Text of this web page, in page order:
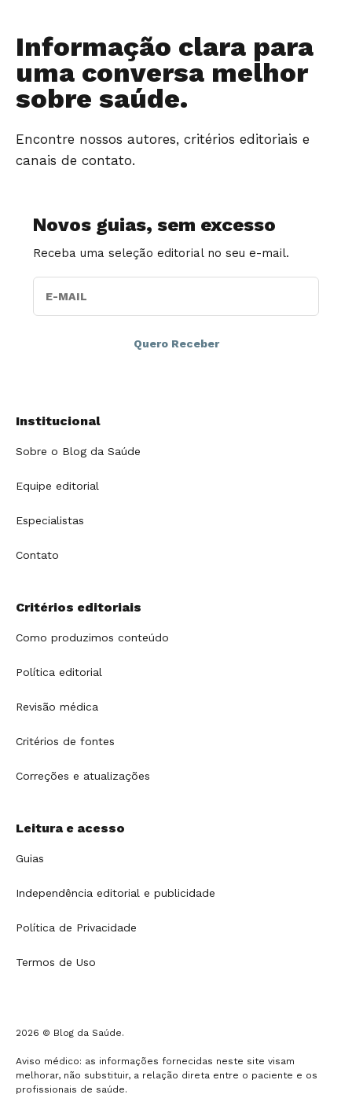
Informação clara para
uma conversa melhor
sobre saúde.
Encontre nossos autores, critérios editoriais e
canais de contato.
Novos guias, sem excesso
Receba uma seleção editorial no seu e-mail.
Institucional
Sobre o Blog da Saúde
Equipe editorial
Especialistas
Contato
Critérios editoriais
Como produzimos conteúdo
Política editorial
Revisão médica
Critérios de fontes
Correções e atualizações
Leitura e acesso
Guias
Independência editorial e publicidade
Política de Privacidade
Termos de Uso
2026 © Blog da Saúde.
Aviso médico: as informações fornecidas neste site visam
melhorar, não substituir, a relação direta entre o paciente e os
profissionais de saúde.